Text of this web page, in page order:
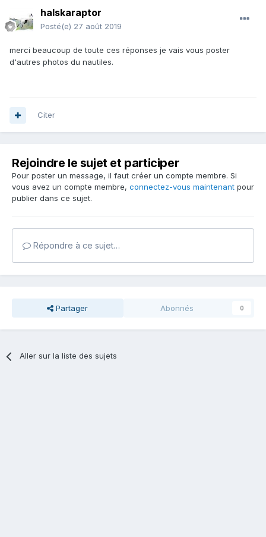
halskaraptor
Posté(e) 27 août 2019
merci beaucoup de toute ces réponses je vais vous poster
d'autres photos du nautiles.
Citer
Rejoindre le sujet et participer
Pour poster un message, il faut créer un compte membre. Si
vous avez un compte membre, connectez-vous maintenant pour
publier dans ce sujet.
Répondre à ce sujet…
Partager Abonnés 0
Aller sur la liste des sujets